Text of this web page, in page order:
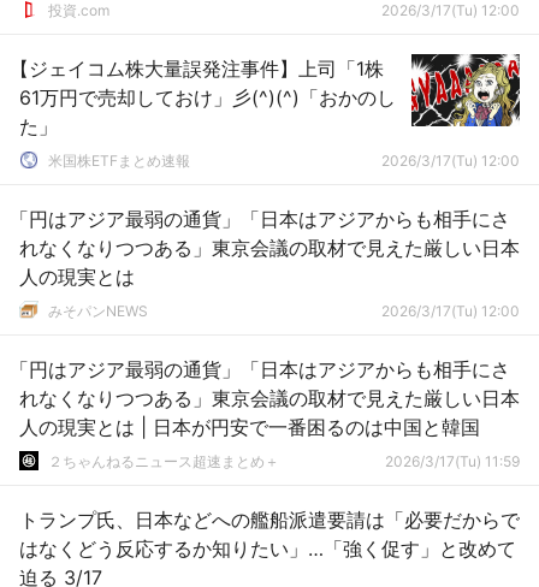
投資.com 2026/3/17(Tu) 12:00
【ジェイコム株大量誤発注事件】上司「1株
61万円で売却しておけ」彡(^)(^)「おかのし
た」
米国株ETFまとめ速報 2026/3/17(Tu) 12:00
「円はアジア最弱の通貨」「日本はアジアからも相手にさ
れなくなりつつある」東京会議の取材で見えた厳しい日本
人の現実とは
みそパンNEWS 2026/3/17(Tu) 12:00
「円はアジア最弱の通貨」「日本はアジアからも相手にさ
れなくなりつつある」東京会議の取材で見えた厳しい日本
人の現実とは | 日本が円安で一番困るのは中国と韓国
２ちゃんねるニュース超速まとめ＋ 2026/3/17(Tu) 11:59
トランプ氏、日本などへの艦船派遣要請は「必要だからで
はなくどう反応するか知りたい」…「強く促す」と改めて
迫る 3/17